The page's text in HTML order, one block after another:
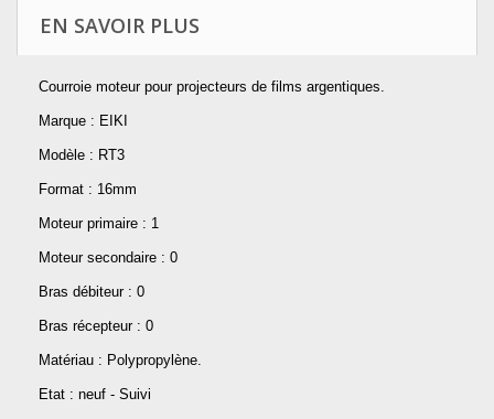
EN SAVOIR PLUS
Courroie moteur pour projecteurs de films argentiques.
Marque : EIKI
Modèle : RT3
Format : 16mm
Moteur primaire : 1
Moteur secondaire : 0
Bras débiteur : 0
Bras récepteur : 0
Matériau : Polypropylène.
Etat : neuf - Suivi